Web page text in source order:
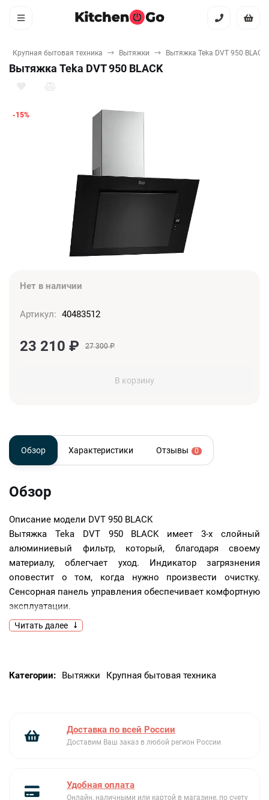
Крупная бытовая техника Вытяжки Вытяжка Teka DVT 950 BLACK
Вытяжка Teka DVT 950 BLACK
-15%
Нет в наличии
Артикул: 40483512
23 210 ₽ 27 300₽
В корзину
Обзор Характеристики Отзывы 0
Обзор
Описание модели DVT 950 BLACK
Вытяжка Teka DVT 950 BLACK имеет 3-х слойный
алюминиевый фильтр, который, благодаря своему
материалу, облегчает уход. Индикатор загрязнения
оповестит о том, когда нужно произвести очистку.
Сенсорная панель управления обеспечивает комфортную
эксплуатации.
Ключевые преимущества:
Сенсорная панель управления
Читать далее
Категории: Вытяжки Крупная бытовая техника
Доставка по всей России
Доставим Ваш заказ в любой регион России
Удобная оплата
Онлайн, наличными или картой в магазине, по счету